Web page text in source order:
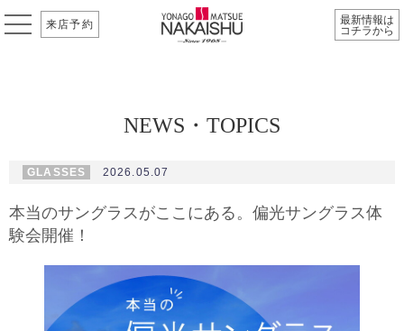
来店予約
最新情報は
コチラから
NEWS・TOPICS
GLASSES 2026.05.07
本当のサングラスがここにある。偏光サングラス体
験会開催！